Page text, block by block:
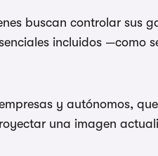
buscan controlar sus
incluidos
y autónomos,
una imagen